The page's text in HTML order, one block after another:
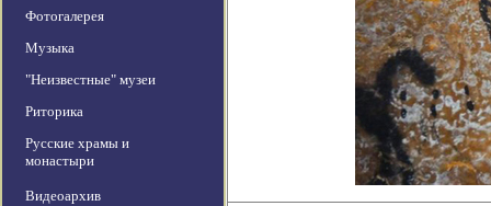
Фотогалерея
Музыка
"Неизвестные" музеи
Риторика
Русские храмы и
монастыри
Видеоархив